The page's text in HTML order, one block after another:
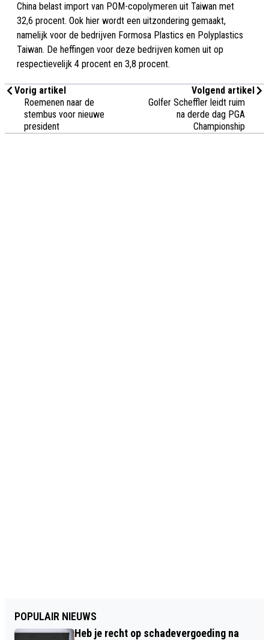
China belast import van POM-copolymeren uit Taiwan met
32,6 procent. Ook hier wordt een uitzondering gemaakt,
namelijk voor de bedrijven Formosa Plastics en Polyplastics
Taiwan. De heffingen voor deze bedrijven komen uit op
respectievelijk 4 procent en 3,8 procent.
Vorig artikel
Roemenen naar de
stembus voor nieuwe
president
Volgend artikel
Golfer Scheffler leidt ruim
na derde dag PGA
Championship
POPULAIR NIEUWS
Heb je recht op schadevergoeding na